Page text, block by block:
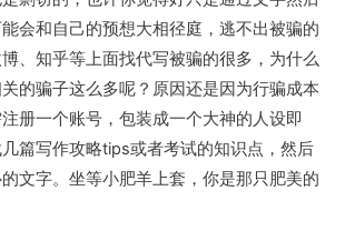
会和自己的预想大相径庭，逃不出被骗的
、知乎等上面找代写被骗的很多，为什么
的骗子这么多呢？原因还是因为行骗成本
册一个账号，包装成一个大神的人设即
篇写作攻略tips或者考试的知识点，然后
文字。坐等小肥羊上套，你是那只肥美的